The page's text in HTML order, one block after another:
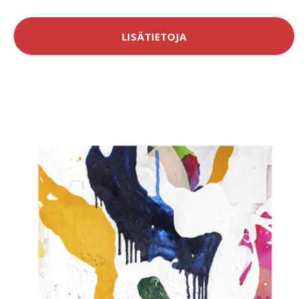
LISÄTIETOJA